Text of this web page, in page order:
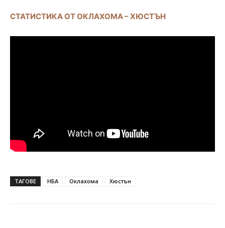
СТАТИСТИКА ОТ ОКЛАХОМА – ХЮСТЪН
ТАГОВЕ НБА Оклахома Хюстън